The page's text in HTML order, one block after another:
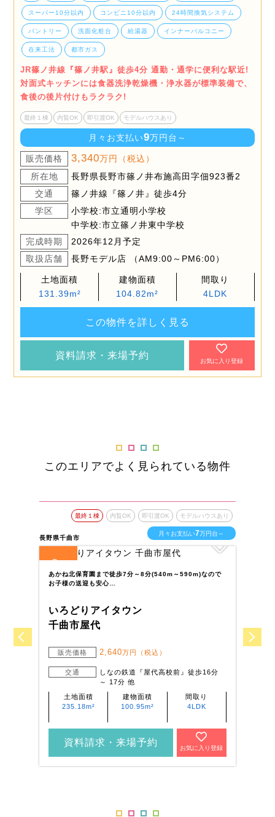
スーパー10分以内 コンビニ10分以内 24時間換気システム
パントリー 洗面化粧台 給湯器 インナーバルコニー
在来工法 都市ガス
JR篠ノ井線『篠ノ井駅』徒歩4分 通勤・通学に便利な駅近!
対面式キッチンには食器洗浄乾燥機・浄水器が標準装備で、
食後の後片付けもラクラク!
最終１棟 内覧OK 即引渡OK モデルハウスあり
月々お支払い9万円台～
販売価格 3,340万円（税込）
所在地
長野県長野市篠ノ井布施高田字佃923番2
交通
篠ノ井線『篠ノ井』徒歩4分
学区
小学校:市立通明小学校
中学校:市立篠ノ井東中学校
完成時期
2026年12月予定
取扱店舗
長野モデル店 （AM9:00～PM6:00）
土地面積
131.39m²
建物面積
104.82m²
間取り
4LDK
この物件を詳しく見る
資料請求・来場予約
お気に入り登録
このエリアでよく見られている物件
長野県千曲市
最終１棟 内覧OK 即引渡OK モデルハウスあり
月々お支払い7万円台～
8
あかね北保育園まで徒歩7分～8分(540m～590m)なので
お子様の送迎も安心…
いろどりアイタウン
千曲市屋代
販売価格 2,640万円（税込）
交通
しなの鉄道『屋代高校前』徒歩16分
～ 17分 他
土地面積
235.18m²
建物面積
100.95m²
間取り
4LDK
資料請求・来場予約
お気に入り登録